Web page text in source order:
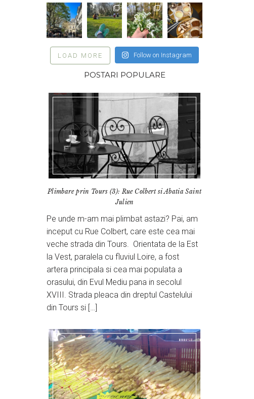
LOAD MORE Follow on Instagram
POSTARI POPULARE
Plimbare prin Tours (3): Rue Colbert si Abatia Saint
Julien
Pe unde m-am mai plimbat astazi? Pai, am
inceput cu Rue Colbert, care este cea mai
veche strada din Tours. Orientata de la Est
la Vest, paralela cu fluviul Loire, a fost
artera principala si cea mai populata a
orasului, din Evul Mediu pana in secolul
XVIII. Strada pleaca din dreptul Castelului
din Tours si […]